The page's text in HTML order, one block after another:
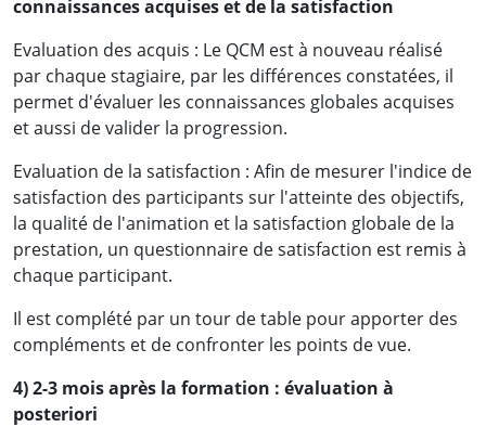
connaissances acquises et de la satisfaction
Evaluation des acquis : Le QCM est à nouveau réalisé
par chaque stagiaire, par les différences constatées, il
permet d'évaluer les connaissances globales acquises
et aussi de valider la progression.
Evaluation de la satisfaction : Afin de mesurer l'indice de
satisfaction des participants sur l'atteinte des objectifs,
la qualité de l'animation et la satisfaction globale de la
prestation, un questionnaire de satisfaction est remis à
chaque participant.
Il est complété par un tour de table pour apporter des
compléments et de confronter les points de vue.
4) 2-3 mois après la formation : évaluation à
posteriori